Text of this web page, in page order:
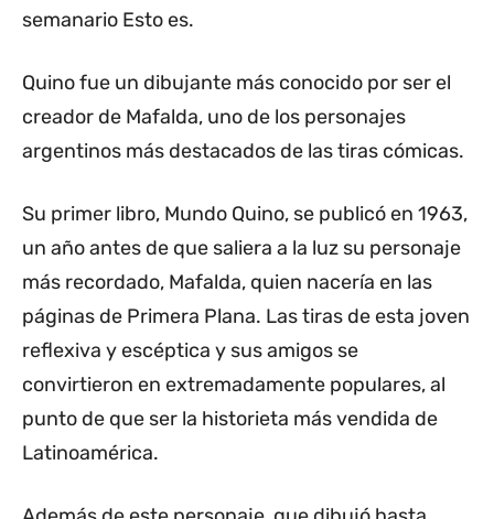
semanario Esto es.
Quino fue un dibujante más conocido por ser el
creador de Mafalda, uno de los personajes
argentinos más destacados de las tiras cómicas.
Su primer libro, Mundo Quino, se publicó en 1963,
un año antes de que saliera a la luz su personaje
más recordado, Mafalda, quien nacería en las
páginas de Primera Plana. Las tiras de esta joven
reflexiva y escéptica y sus amigos se
convirtieron en extremadamente populares, al
punto de que ser la historieta más vendida de
Latinoamérica.